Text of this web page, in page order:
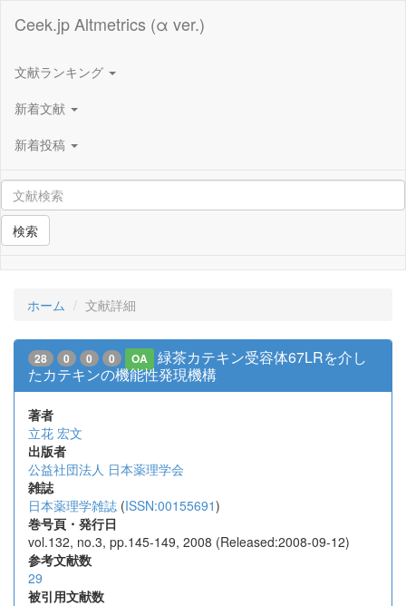
Ceek.jp Altmetrics (α ver.)
文献ランキング
新着文献
新着投稿
検索
ホーム 文献詳細
28 0 0 0 OA
緑茶カテキン受容体67LRを介し
たカテキンの機能性発現機構
著者
立花 宏文
出版者
公益社団法人 日本薬理学会
雑誌
日本薬理学雑誌 (ISSN:00155691)
巻号頁・発行日
vol.132, no.3, pp.145-149, 2008 (Released:2008-09-12)
参考文献数
29
被引用文献数